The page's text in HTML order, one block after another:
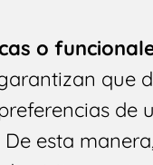
o
que
de
esta